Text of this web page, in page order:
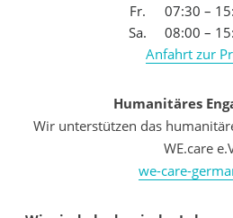
Fr.
07:30 –
Sa.
08:00 –
Anfahrt zur
Humanitäres
Wir unterstützen das
WE.care
we-care-